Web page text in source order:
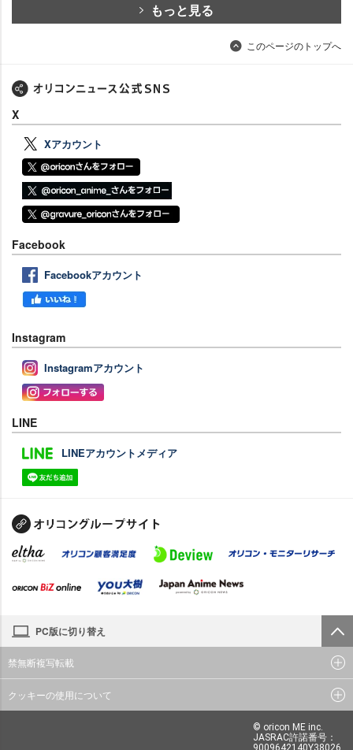
もっと見る
このページのトップへ
X
Xアカウント
Facebook
Facebookアカウント
Instagram
Instagramアカウント
LINE
LINEアカウントメディア
PC版に切り替え
禁無断複写転載
クッキーの使用について
© oricon ME inc.
JASRAC許諾番号：